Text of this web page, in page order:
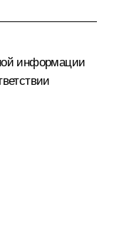
информации